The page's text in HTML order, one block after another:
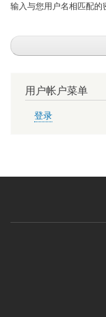
输入与您用户名相匹配的
用户帐户菜单
登录